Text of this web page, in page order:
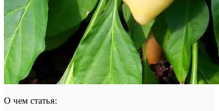
О чем статья: